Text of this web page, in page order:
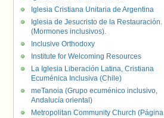
Iglesia Cristiana Unitaria de Argentina
Iglesia de Jesucristo de la Restauración.
(Mormones inclusivos).
Inclusive Orthodoxy
Institute for Welcoming Resources
La Iglesia Liberación Latina, Cristiana
Ecuménica Inclusiva (Chile)
meTanoia (Grupo ecuménico inclusivo,
Andalucía oriental)
Metropolitan Community Church (Página